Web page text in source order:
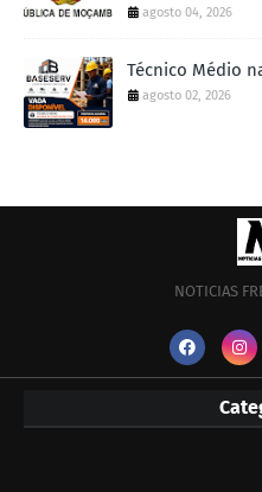
agosto 04, 2026
Técnico Médio
agosto 02, 2026
NOTICIAS